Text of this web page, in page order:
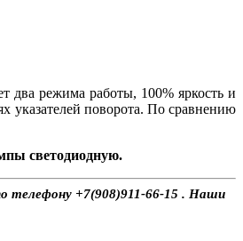
два режима работы, 100% яркость и
указателей поворота. По сравнению
светодиодную.
телефону +7(908)911-66-15 . Наши